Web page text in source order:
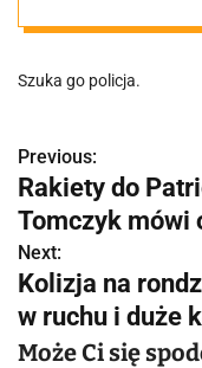
Szuka go policja.
N
a
w
i
g
Previous:
Rakiety do
Tomczyk mówi
Next:
Kolizja na
w ruchu i duże
Może Ci się